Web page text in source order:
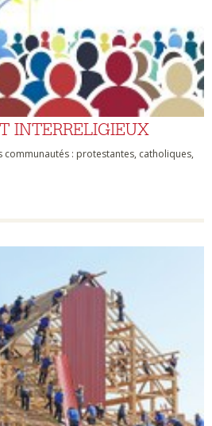
INTERRELIGIEUX
communautés : protestantes, catholiques,